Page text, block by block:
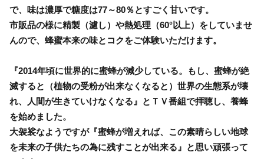
で、味は濃厚で糖度は77～80％とすごく甘いです。
市販品の様に精製（濾し）や熱処理（60°以上）をしていませ
んので、蜂蜜本来の味とコクをご体験いただけます。
『2014年頃に世界的に蜜蜂が減少している。もし、蜜蜂が絶
滅すると（植物の受粉が出来なくなると）世界の生態系が壊
れ、人間が生きていけなくなる』とＴＶ番組で拝聴し、養蜂
を始めました。
大袈裟なようですが『蜜蜂が増えれば、この素晴らしい地球
を未来の子供たちの為に残すことが出来る』と思い頑張って